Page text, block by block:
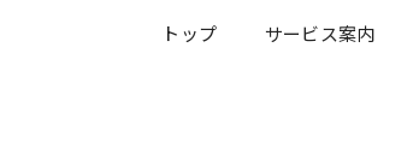
トップ サービス案内